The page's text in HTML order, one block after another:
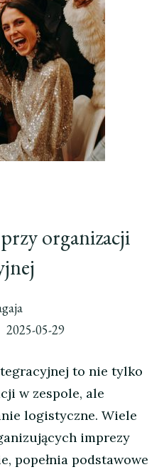
przy organizacji
2025-05-29
to nie tylko
w zespole, ale
logistyczne. Wiele
imprezy
popełnia podstawowe